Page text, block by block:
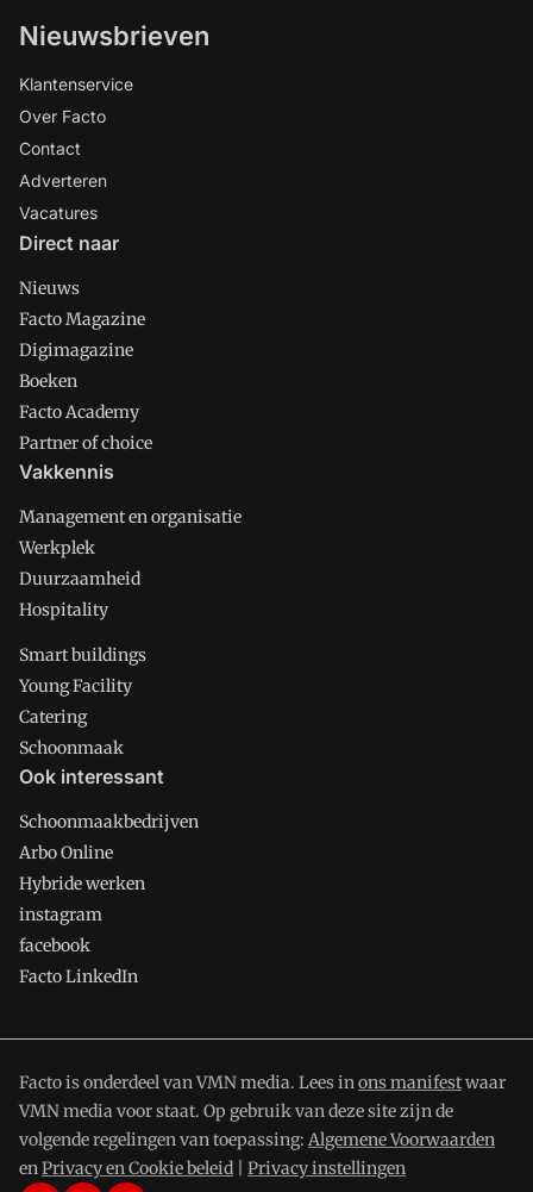
Nieuwsbrieven
Klantenservice
Over Facto
Contact
Adverteren
Vacatures
Direct naar
Nieuws
Facto Magazine
Digimagazine
Boeken
Facto Academy
Partner of choice
Vakkennis
Management en organisatie
Werkplek
Duurzaamheid
Hospitality
Smart buildings
Young Facility
Catering
Schoonmaak
Ook interessant
Schoonmaakbedrijven
Arbo Online
Hybride werken
instagram
facebook
Facto LinkedIn
Facto is onderdeel van VMN media. Lees inons manifestwaar
VMN media voor staat. Op gebruik van deze site zijn de
volgende regelingen van toepassing: Algemene Voorwaarden
enPrivacy en Cookie beleid Privacy instellingen